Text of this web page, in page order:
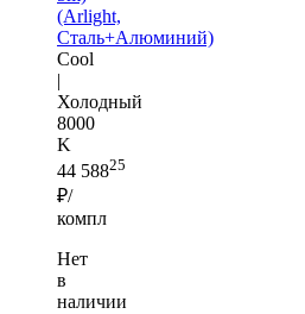
(Arlight,
Сталь+Алюминий)
Cool
|
Холодный
8000
K
44 58825
₽/
компл
Нет
в
наличии